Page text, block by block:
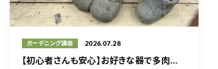
ガーデニング講座 2026.07.28
【初心者さんも安心】お好きな器で多肉...